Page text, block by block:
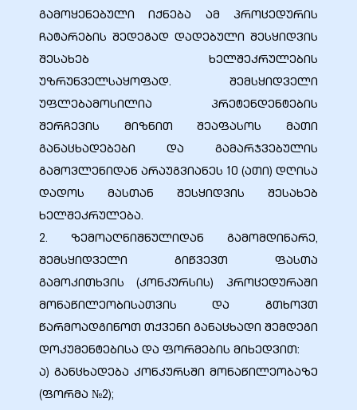
გამოყენებული იქნება ამ პროცედურის
ჩატარების შედეგად დადებული შესყიდვის
შესახებ ხელშეკრულების
უზრუნველსაყოფად. შემსყიდველი
უფლებამოსილია პრეტენდენტების
შერჩევის მიზნით შეაფასოს მათი
განაცხადებები და გამარჯვებულის
გამოვლენიდან არაუგვიანეს 10 (ათი) დღისა
დადოს მასთან შესყიდვის შესახებ
ხელშეკრულება.
2. ზემოაღნიშნულიდან გამომდინარე,
შემსყიდველი გიწვევთ ფასთა
გამოკითხვის (კონკურსის) პროცედურაში
მონაწილეობისათვის და გთხოვთ
წარმოადგინოთ თქვენი განაცხადი შემდეგი
დოკუმენტებისა და ფორმების მიხედვით:
ა) განცხადება კონკურსში მონაწილეობაზე
(ფორმა №2);